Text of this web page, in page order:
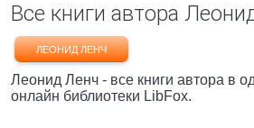
Все книги автора
ЛЕОНИД ЛЕНЧ
Леонид Ленч - все книги автора в
онлайн библиотеки LibFox.